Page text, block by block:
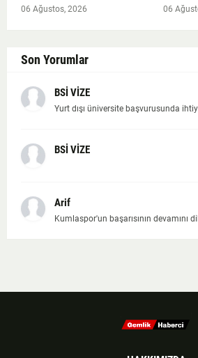
06 Ağustos, 2026 06
Son Yorumlar
BSİ VİZE
Yurt dışı üniversite başvurusunda
BSİ VİZE
Arif
Kumlaspor'un başarısının devamını